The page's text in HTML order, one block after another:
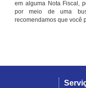
em alguma Nota Fiscal,
por meio de uma
recomendamos que você